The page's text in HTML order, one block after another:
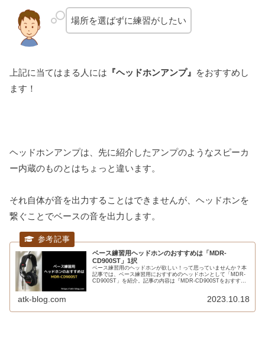
場所を選ばずに練習がしたい
上記に当てはまる人には 『ヘッドホンアンプ』 をおすすめし
ます！
ヘッドホンアンプは、先に紹介したアンプのようなスピーカ
ー内蔵のものとはちょっと違います。
それ自体が音を出力することはできませんが、ヘッドホンを
繋ぐことでベースの音を出力します。
ベース練習用ヘッドホンのおすすめは「MDR-
CD900ST」1択
ベース練習用のヘッドホンが欲しい！って思っていませんか？本
記事では、ベース練習用におすすめのヘッドホンとして「MDR-
CD900ST」を紹介。記事の内容は『MDR-CD900STをおすすめ
atk-blog.com 2023.10.18